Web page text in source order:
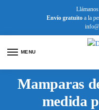
Envío gratuitoa la
MENU
Mamparas
medida